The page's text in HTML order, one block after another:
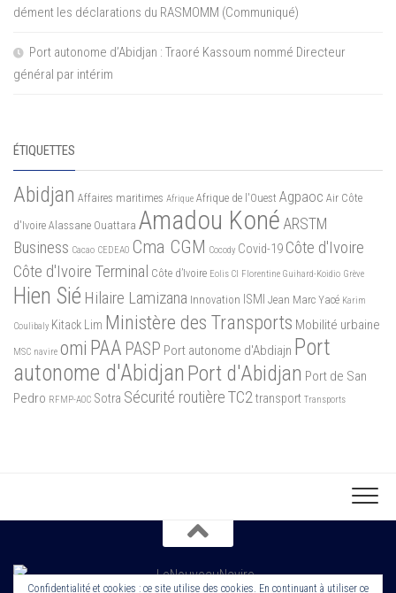
dément les déclarations du RASMOMM (Communiqué)
Port autonome d’Abidjan : Traoré Kassoum nommé Directeur
général par intérim
ÉTIQUETTES
Abidjan Affaires maritimes Afrique Afrique de l'Ouest Agpaoc Air Côte
d'Ivoire Alassane Ouattara Amadou Koné ARSTM
Business Cacao CEDEAO Cma CGM Cocody Covid-19 Côte d'Ivoire
Côte d'Ivoire Terminal Côte d’Ivoire Eolis CI Florentine Guihard-Koidio Grève
Hien Sié Hilaire Lamizana Innovation ISMI Jean Marc Yacé Karim
Coulibaly Kitack Lim Ministère des Transports Mobilité urbaine
MSC navire omi PAA PASP Port autonome d'Abdiajn Port
autonome d'Abidjan Port d'Abidjan Port de San
Pedro RFMP-AOC Sotra Sécurité routièreTC2transport Transports
Confidentialité et cookies : ce site utilise des cookies. En continuant à utiliser ce